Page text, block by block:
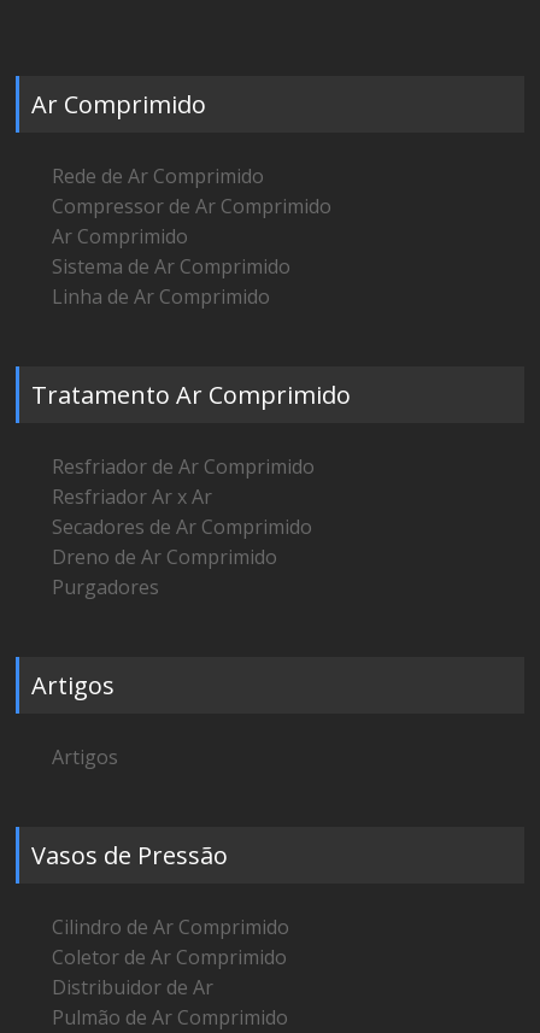
Ar Comprimido
Rede de Ar Comprimido
Compressor de Ar Comprimido
Ar Comprimido
Sistema de Ar Comprimido
Linha de Ar Comprimido
Tratamento Ar Comprimido
Resfriador de Ar Comprimido
Resfriador Ar x Ar
Secadores de Ar Comprimido
Dreno de Ar Comprimido
Purgadores
Artigos
Artigos
Vasos de Pressão
Cilindro de Ar Comprimido
Coletor de Ar Comprimido
Distribuidor de Ar
Pulmão de Ar Comprimido